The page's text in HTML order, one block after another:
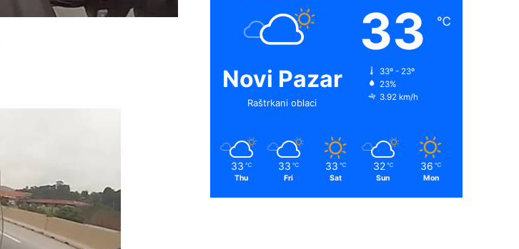
Novi Pazar
Raštrkani oblaci
33 ℃
33º - 23º
23%
3.92 km/h
33 ℃
Thu
33 ℃
Fri
33 ℃
Sat
32 ℃
Sun
36 ℃
Mon